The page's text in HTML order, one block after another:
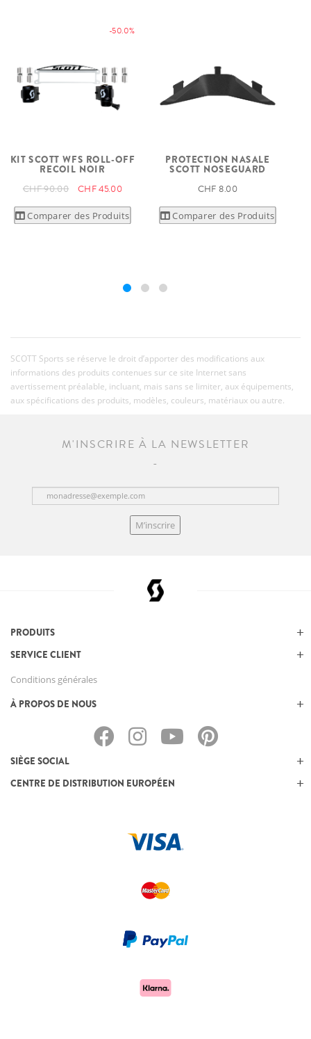
-50.0%
KIT SCOTT WFS ROLL-OFF
RECOIL NOIR
CHF 90.00 CHF 45.00
Comparer des Produits
PROTECTION NASALE
SCOTT NOSEGUARD
CHF 8.00
Comparer des Produits
SCOTT Sports se réserve le droit d’apporter des modifications aux
informations des produits contenues sur ce site Internet sans
avertissement préalable, incluant, mais sans se limiter, aux équipements,
aux spécifications des produits, modèles, couleurs, matériaux ou autre.
M'INSCRIRE À LA NEWSLETTER
M’inscrire
PRODUITS
SERVICE CLIENT
Conditions générales
À PROPOS DE NOUS
SIÈGE SOCIAL
CENTRE DE DISTRIBUTION EUROPÉEN